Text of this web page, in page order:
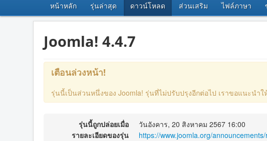
หน้าหลัก รุ่นล่าสุด ดาวน์โหลด ส่วนเสริม ไฟล์ภาษา
Joomla! 4.4.7
เตือนล่วงหน้า!
รุ่นนี้เป็นส่วนหนึ่งของ Joomla! รุ่นที่ไม่ปรับปรุงอีกต่อไป เราขอแนะนำ
รุ่นนี้ถูกปล่อยเมื่อ
วันอังคาร, 20 สิงหาคม 2567 16:00
รายละเอียดของรุ่น
https://www.joomla.org/